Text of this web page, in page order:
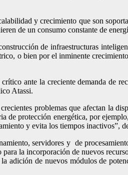
y crecimiento que son
de un consumo constante de
de infraestructuras
o bien por el inminente
ante la creciente demanda de
Atassi.
problemas que afectan la
de protección energética, por
y evita los tiempos inactivos”,
servidores y de
la incorporación de nuevos
de nuevos módulos de